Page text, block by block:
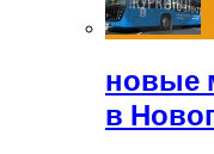
новые
в